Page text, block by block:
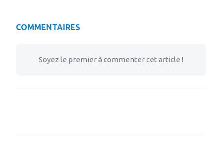
COMMENTAIRES
Soyez le premier à commenter cet article !